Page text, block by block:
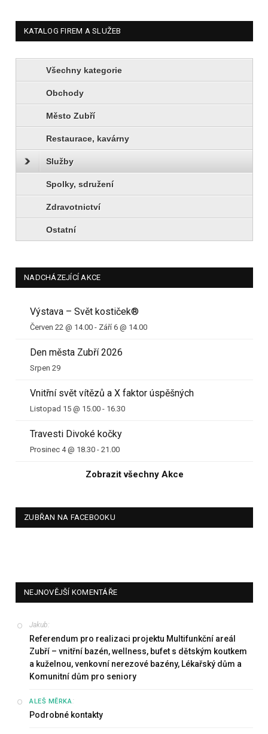
KATALOG FIREM A SLUŽEB
Všechny kategorie
Obchody
Město Zubří
Restaurace, kavárny
Služby
Spolky, sdružení
Zdravotnictví
Ostatní
NADCHÁZEJÍCÍ AKCE
Výstava – Svět kostiček®
Červen 22 @ 14.00 - Září 6 @ 14.00
Den města Zubří 2026
Srpen 29
Vnitřní svět vítězů a X faktor úspěšných
Listopad 15 @ 15.00 - 16.30
Travesti Divoké kočky
Prosinec 4 @ 18.30 - 21.00
Zobrazit všechny Akce
ZUBŘAN NA FACEBOOKU
NEJNOVĚJŠÍ KOMENTÁŘE
Jakub:
Referendum pro realizaci projektu Multifunkční areál
Zubří – vnitřní bazén, wellness, bufet s dětským koutkem
a kuželnou, venkovní nerezové bazény, Lékařský dům a
Komunitní dům pro seniory
ALEŠ MĚRKA:
Podrobné kontakty